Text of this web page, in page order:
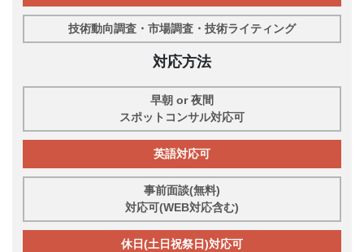
技術動向調査・市場調査・技術ライティング
対応方法
早朝 or 夜間
スポットコンサル対応可
英語対応可
事前面談(無料)
対応可(WEB対応含む)
休日(土日祝祭日)対応可